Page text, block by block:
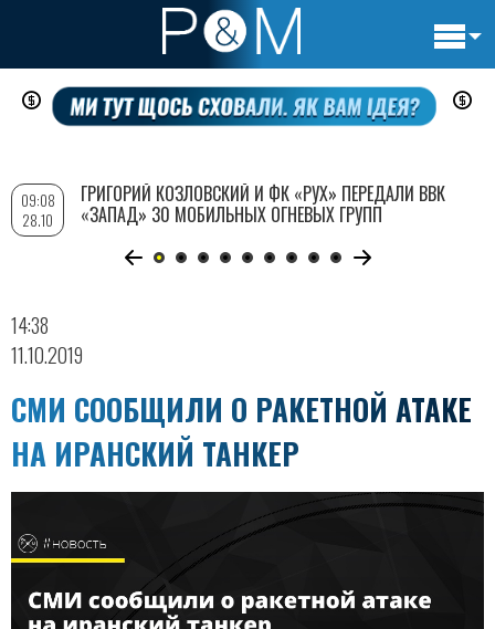
Перейти
содержанию
14:38
11.10.2019
СМИ СООБЩИЛИ О РАКЕТНОЙ АТАКЕ
НА ИРАНСКИЙ ТАНКЕР
09:08
28.10
ГРИГОРИЙ КОЗЛОВСКИЙ И ФК «РУХ» ПЕРЕДАЛИ ВВК
«ЗАПАД» 30 МОБИЛЬНЫХ ОГНЕВЫХ ГРУПП